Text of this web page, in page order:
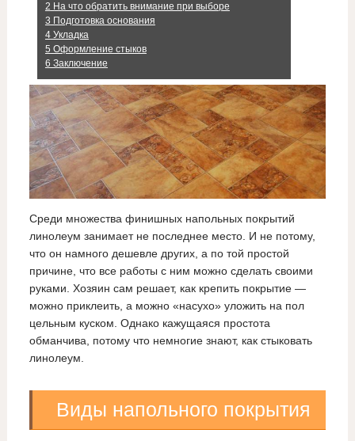
2 На что обратить внимание при выборе
3 Подготовка основания
4Укладка
5 Оформление стыков
6 Заключение
Среди множества финишных напольных покрытий
линолеум занимает не последнее место. И не потому,
что он намного дешевле других, а по той простой
причине, что все работы с ним можно сделать своими
руками. Хозяин сам решает, как крепить покрытие —
можно приклеить, а можно «насухо» уложить на пол
цельным куском. Однако кажущаяся простота
обманчива, потому что немногие знают, как стыковать
линолеум.
Виды напольного покрытия